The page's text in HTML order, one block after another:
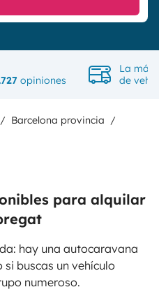
opiniones
La más
de
Barcelona provincia
para alquilar
hay una autocaravana
buscas un vehículo
numeroso.